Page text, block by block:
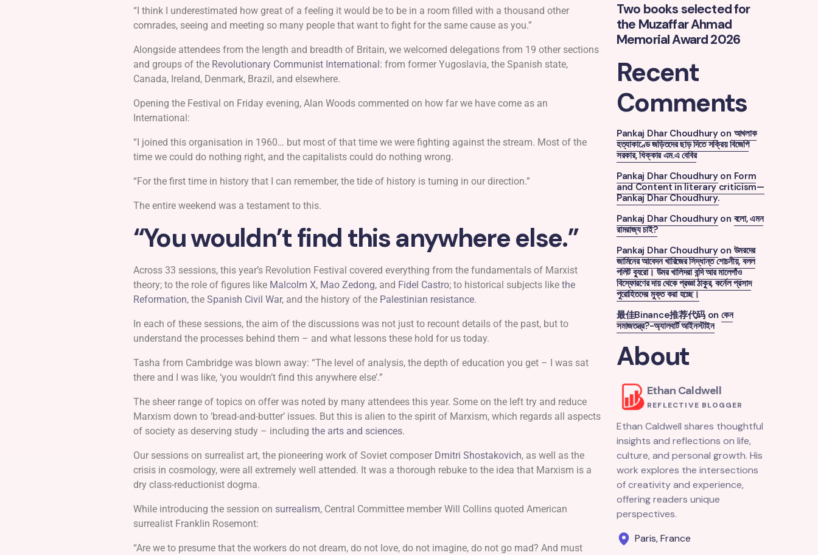
“I think I underestimated how great of a feeling it would be to be in a room filled with a thousand other
comrades, seeing and meeting so many people that want to fight for the same cause as you.”
Alongside attendees from the length and breadth of Britain, we welcomed delegations from 19 other sections
and groups of the Revolutionary Communist International : from former Yugoslavia, the Spanish state,
Canada, Ireland, Denmark, Brazil, and elsewhere.
Opening the Festival on Friday evening, Alan Woods commented on how far we have come as an
International:
“I joined this organisation in 1960… but most of that time we were fighting against the stream. Most of the
time we could do nothing right, and the capitalists could do nothing wrong.
“For the first time in history that I can remember, the tide of history is turning in our direction.”
The entire weekend was a testament to this.
“You wouldn’t find this anywhere else.”
Across 33 sessions, this year’s Revolution Festival covered everything from the fundamentals of Marxist
theory; to the role of figures like Malcolm X, Mao Zedong, and Fidel Castro; to historical subjects like the
Reformation, the Spanish Civil War, and the history of the Palestinian resistance.
In each of these sessions, the aim of the discussions was not just to recount details of the past, but to
understand the processes behind them – and what lessons these hold for us today.
Tasha from Cambridge was blown away: “The level of analysis, the depth of education you get – I was sat
there and I was like, ‘you wouldn’t find this anywhere else’.”
The sheer range of topics on offer was noted by many attendees this year. Some on the left try and reduce
Marxism down to ‘bread-and-butter’ issues. But this is alien to the spirit of Marxism, which regards all aspects
of society as deserving study – including the arts and sciences.
Our sessions on surrealist art, the pioneering work of Soviet composer Dmitri Shostakovich, as well as the
crisis in cosmology, were all extremely well attended. It was a thorough rebuke to the idea that Marxism is a
dry class-reductionist dogma.
While introducing the session on surrealism, Central Committee member Will Collins quoted American
surrealist Franklin Rosemont:
“Are we to presume that the workers do not dream, do not love, do not imagine, do not go mad? And must
Two books selected for
the Muzaffar Ahmad
Memorial Award 2026
Recent
Comments
Pankaj Dhar Choudhuryon আখলাক
হত্যাকাণ্ডে জড়িতদের ছাড় দিতে সক্রিয় বিজেপি
সরকার, ধিক্কার এম.এ বেবির
Pankaj Dhar Choudhuryon Form
and Content in literary criticism—
Pankaj Dhar Choudhury.
Pankaj Dhar Choudhuryon বলো, এমন
রামরাজ্য চাই?
Pankaj Dhar Choudhuryon উমরদের
জামিনের আবেদন খারিজের সিদ্ধান্ত শোচনীয়, বলল
পলিট ব্যুরো। উমর খালিদরা বন্দি আর মালেগাঁও
বিস্ফোরণের দায় থেকে প্রজ্ঞা ঠাকুর, কর্নেল প্রসাদ
পুরোহিতদের মুক্ত করা হচ্ছে।
最佳Binance推荐代码 on কেন
সমাজতন্ত্র?-অ্যালবার্ট আইনস্টাইন
About
Ethan Caldwell
REFLECTIVE BLOGGER
Ethan Caldwell shares thoughtful
insights and reflections on life,
culture, and personal growth. His
work explores the intersections
of creativity and experience,
offering readers unique
perspectives.
Paris, France